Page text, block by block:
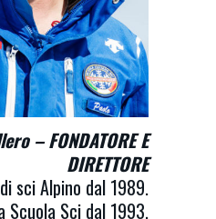
–FONDATORE E
DIRETTORE
sci Alpino dal 1989.
Scuola Sci dal 1993.
ANTONELLA
BRUSA PERONA
Maestra sci e
disci Alpino